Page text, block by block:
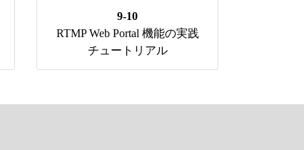
9-10
RTMP Web Portal 機能の実践
チュートリアル